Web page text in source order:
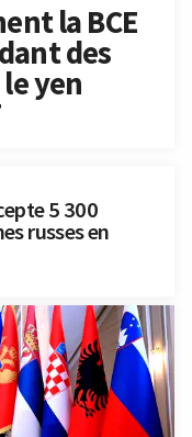
la BCE
des
yen
5 300
russes en